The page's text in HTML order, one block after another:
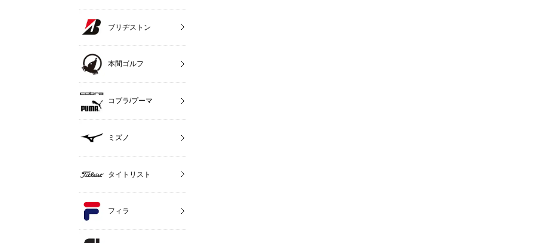
ブリヂストン
本間ゴルフ
コブラ/プーマ
ミズノ
タイトリスト
フィラ